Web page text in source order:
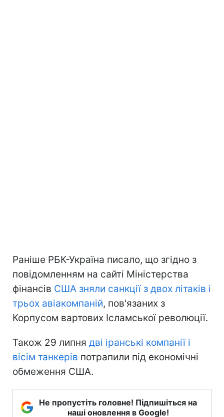
Раніше РБК-Україна писало, що згідно з
повідомленням на сайті Міністерства
фінансів США зняли санкції з двох літаків і
трьох авіакомпаній, пов'язаних з
Корпусом вартових Ісламської революції.
Також 29 липня дві іранські компанії і
вісім танкерів потрапили під економічні
обмеження США.
Не пропустіть головне! Підпишіться на
наші оновлення в Google!